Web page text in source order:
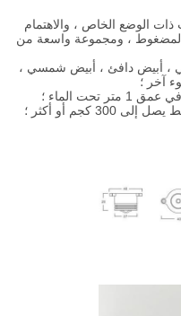
ذات الوضع الخاص ، والاهتمام
المضغوط ، ومجموعة واسعة من
، أبيض دافئ ، أبيض شمسي ،
آخر ؛
كجم أو أكثر ؛